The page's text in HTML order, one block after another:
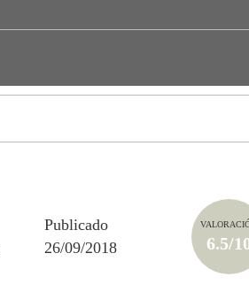
Publicado
26/09/2018
6.5/